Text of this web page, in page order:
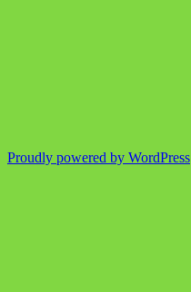
Proudly powered by WordPress